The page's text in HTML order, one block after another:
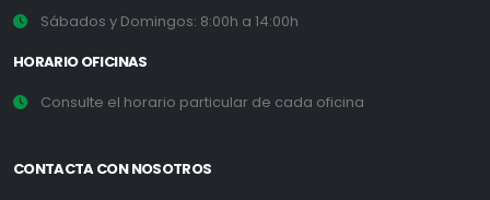
Sábados y Domingos: 8:00h a 14:00h
HORARIO OFICINAS
Consulte el horario particular de cada oficina
CONTACTA CON NOSOTROS